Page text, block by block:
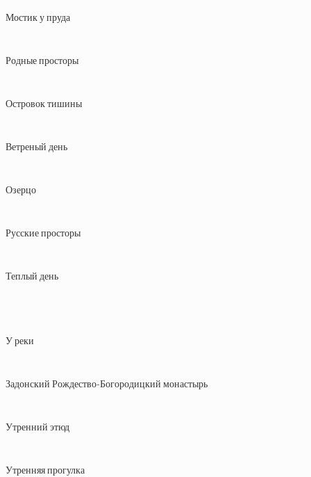
Мостик у пруда
Родные просторы
Островок тишины
Ветреный день
Озерцо
Русские просторы
Теплый день
У реки
Задонский Рождество-Богородицкий монастырь
Утренний этюд
Утренняя прогулка